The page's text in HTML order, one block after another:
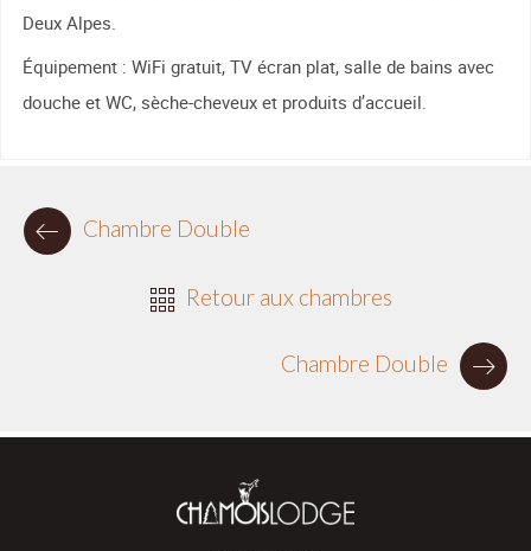
Deux Alpes.
Équipement : WiFi gratuit, TV écran plat, salle de bains avec
douche et WC, sèche-cheveux et produits d’accueil.
Chambre Double
Retour aux chambres
Chambre Double